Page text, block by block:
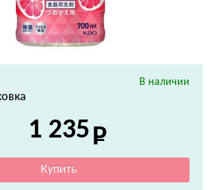
В наличии
1 235